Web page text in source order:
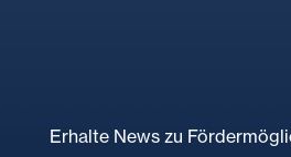
Erhalte News zu